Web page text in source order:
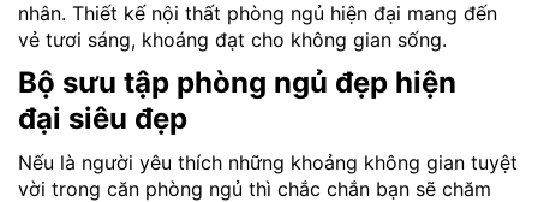
nhân. Thiết kế nội thất phòng ngủ hiện đại mang đến
vẻ tươi sáng, khoáng đạt cho không gian sống.
Bộ sưu tập phòng ngủ đẹp hiện
đại siêu đẹp
Nếu là người yêu thích những khoảng không gian tuyệt
vời trong căn phòng ngủ thì chắc chắn bạn sẽ chăm